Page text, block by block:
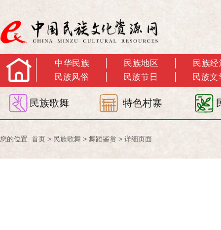
中华民族 民族地区
民族经
民族风俗
民族节日 民族文
民族歌舞 特色村寨
您的位置: 首页 > 民族歌舞 > 舞蹈鉴赏 > 详细页面